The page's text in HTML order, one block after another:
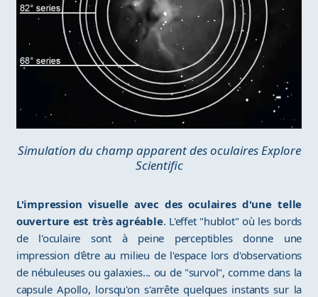
Simulation du champ apparent des oculaires Explore
Scientific
L'impression visuelle avec des oculaires d'une telle
ouverture est très agréable. L'effet "hublot" où les bords
de l'oculaire sont à peine perceptibles donne une
impression d'être au milieu de l'espace lors d'observations
de nébuleuses ou galaxies... ou de "survol", comme dans la
capsule Apollo, lorsqu'on s'arrête quelques instants sur la